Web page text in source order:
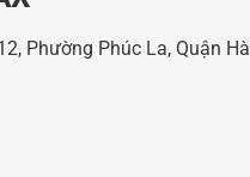
Phường Phúc La, Quận Hà